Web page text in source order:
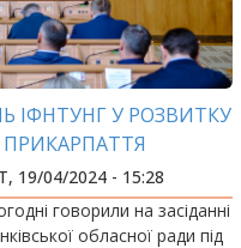
ІФНТУНГ У РОЗВИТКУ
ПРИКАРПАТТЯ
19/04/2024 - 15:28
говорили на засіданні
обласної ради під